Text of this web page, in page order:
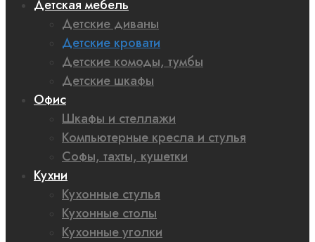
Детская мебель
Детские диваны
Детские кровати
Детские комоды, тумбы
Детские шкафы
Офис
Шкафы и стеллажи
Компьютерные кресла и стулья
Софы, тахты, кушетки
Кухни
Кухонные стулья
Кухонные столы
Кухонные уголки